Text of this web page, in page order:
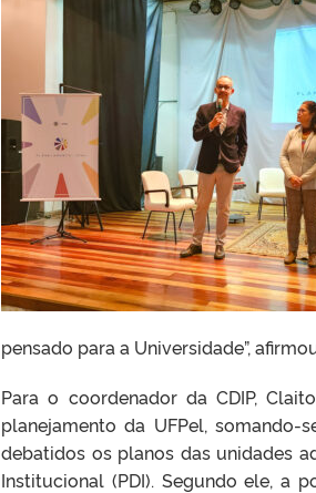
pensado para a Universidade”,
Para o coordenador da CDIP,
planejamento da UFPel,
debatidos os planos das unidades
Institucional (PDI). Segundo ele, a